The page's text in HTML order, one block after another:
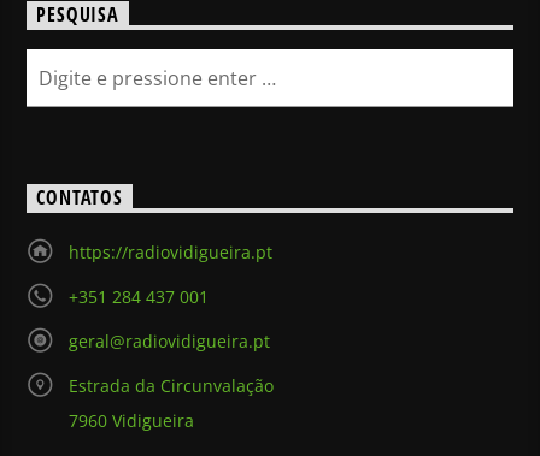
PESQUISA
CONTATOS
https://radiovidigueira.pt
+351 284 437 001
geral@radiovidigueira.pt
Estrada da Circunvalação
7960 Vidigueira